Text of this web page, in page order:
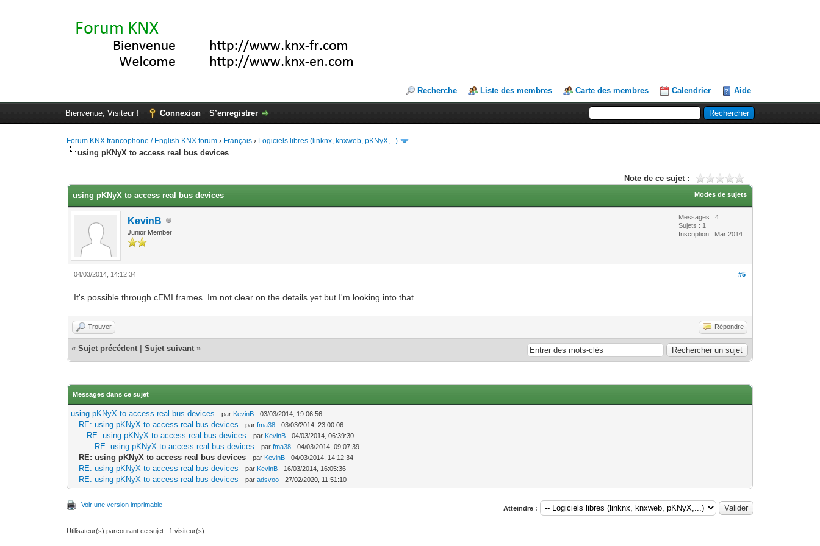
Recherche Liste des membres Carte des membres Calendrier Aide
Bienvenue, Visiteur ! Connexion S’enregistrer
Forum KNX francophone / English KNX forum › Français › Logiciels libres (linknx, knxweb, pKNyX,...)
using pKNyX to access real bus devices
Note de ce sujet :
Modes de sujets
using pKNyX to access real bus devices
KevinB
Junior Member
Messages : 4
Sujets : 1
Inscription : Mar 2014
#5
04/03/2014, 14:12:34
It's possible through cEMI frames. Im not clear on the details yet but I'm looking into that.
Trouver Répondre
«Sujet précédent |Sujet suivant »
Messages dans ce sujet
using pKNyX to access real bus devices - par KevinB - 03/03/2014, 19:06:56
RE: using pKNyX to access real bus devices - parfma38 - 03/03/2014, 23:00:06
RE: using pKNyX to access real bus devices - par KevinB - 04/03/2014, 06:39:30
RE: using pKNyX to access real bus devices - parfma38 - 04/03/2014, 09:07:39
RE: using pKNyX to access real bus devices - par KevinB - 04/03/2014, 14:12:34
RE: using pKNyX to access real bus devices - par KevinB - 16/03/2014, 16:05:36
RE: using pKNyX to access real bus devices - paradsvoo - 27/02/2020, 11:51:10
Voir une version imprimable Atteindre :
Utilisateur(s) parcourant ce sujet : 1 visiteur(s)